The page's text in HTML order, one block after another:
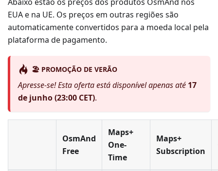
Abaixo estão os preços dos produtos OsmAnd nos
EUA e na UE. Os preços em outras regiões são
automaticamente convertidos para a moeda local pela
plataforma de pagamento.
🏖️ PROMOÇÃO DE VERÃO
Apresse-se! Esta oferta está disponível apenas até 17
de junho (23:00 CET).
OsmAnd
Free
Maps+
One-
Time
Maps+
Subscription